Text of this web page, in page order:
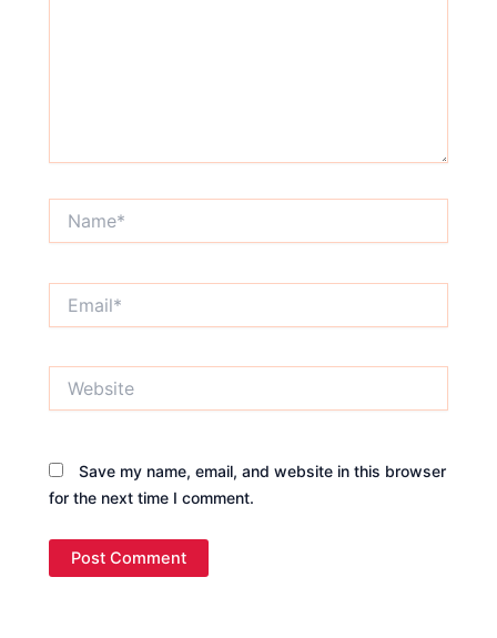
Save my name, email, and website in this browser
for the next time I comment.